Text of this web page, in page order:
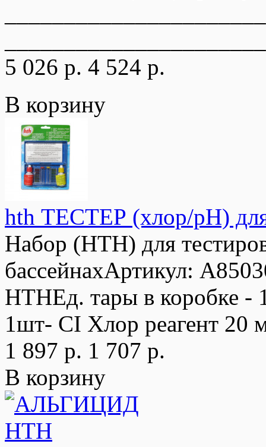
5 026 р. 4 524 р.
В корзину
hth ТЕСТЕР (хлор/pH)
Набор (HTH) для
бассейнахАртикул:
HTHЕд. тары в коробке -
1шт- CI Хлор реагент 20
1 897 р. 1 707 р.
В корзину